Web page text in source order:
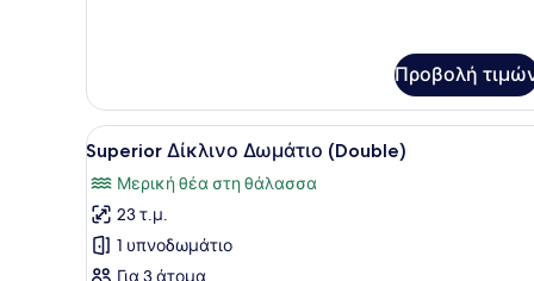
Δωμάτιο
Προβολή
Προβολή
όλων
των
φωτογραφιών
για
Superior
Ένα στρωμένο κρεβάτι με
8
Superior Δίκλινο Δωμάτιο (Double)
Μερική θέα στη θάλασσα
23 τ.μ.
1 υπνοδωμάτιο
Για 3 άτομα